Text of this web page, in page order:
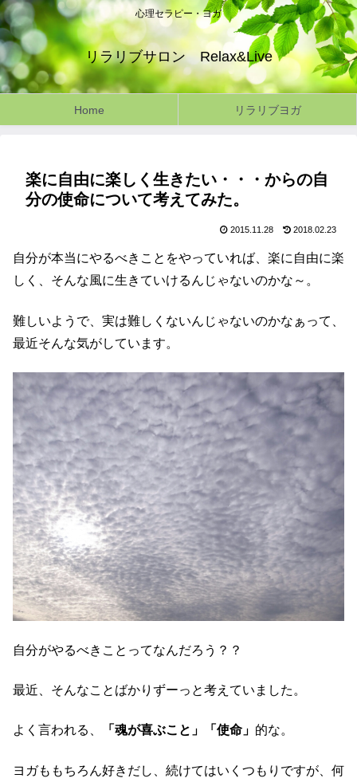
心理セラピー・ヨガ
リラリブサロン Relax&Live
Home リラリブヨガ
楽に自由に楽しく生きたい・・・からの自
分の使命について考えてみた。
2015.11.28 2018.02.23
自分が本当にやるべきことをやっていれば、楽に自由に楽
しく、そんな風に生きていけるんじゃないのかな～。
難しいようで、実は難しくないんじゃないのかなぁって、
最近そんな気がしています。
自分がやるべきことってなんだろう？？
最近、そんなことばかりずーっと考えていました。
よく言われる、 「魂が喜ぶこと」「使命」 的な。
ヨガももちろん好きだし、続けてはいくつもりですが、何